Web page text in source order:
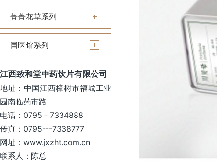
菁菁花草系列
国医馆系列
江西致和堂中药饮片有限公司
地址：中国江西樟树市福城工业
园南临药市路
电话：0795－7334888
传真：0795---7338777
网址：www.jxzht.com.cn
联系人：陈总